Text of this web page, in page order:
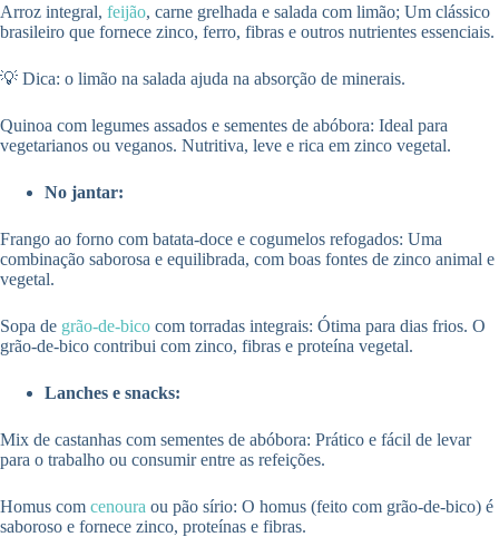
Arroz integral, feijão, carne grelhada e salada com limão; Um clássico
brasileiro que fornece zinco, ferro, fibras e outros nutrientes essenciais.
💡 Dica: o limão na salada ajuda na absorção de minerais.
Quinoa com legumes assados e sementes de abóbora: Ideal para
vegetarianos ou veganos. Nutritiva, leve e rica em zinco vegetal.
No jantar:
Frango ao forno com batata-doce e cogumelos refogados: Uma
combinação saborosa e equilibrada, com boas fontes de zinco animal e
vegetal.
Sopa de grão-de-bico com torradas integrais: Ótima para dias frios. O
grão-de-bico contribui com zinco, fibras e proteína vegetal.
Lanches e snacks:
Mix de castanhas com sementes de abóbora: Prático e fácil de levar
para o trabalho ou consumir entre as refeições.
Homus com cenoura ou pão sírio: O homus (feito com grão-de-bico) é
saboroso e fornece zinco, proteínas e fibras.